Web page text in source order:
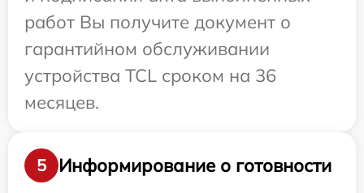
работ Вы получите документ о
гарантийном обслуживании
устройства TCL сроком на 36
месяцев.
5
Информирование о готовности